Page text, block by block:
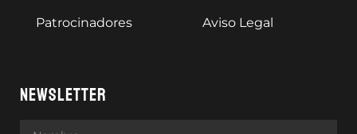
Patrocinadores Aviso Legal
NEWSLETTER